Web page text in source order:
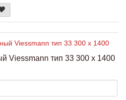
Viessmann тип 33 300 x 1400